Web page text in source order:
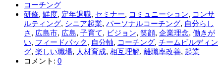
コーチング
研修, 鮮度, 定年退職, セミナー, コミュニーション, コンサ
ルティング, シニア起業, パーソナルコーチング, 自分らし
さ , 広島市, 広島, 子育て, ビジョン, 笑顔, 企業理念, 働きが
い, フィードバック, 自分軸, コーチング, チームビルディン
グ, 楽しい職場, 人材育成, 相互理解, 離職率改善, 起業
コメント: 0